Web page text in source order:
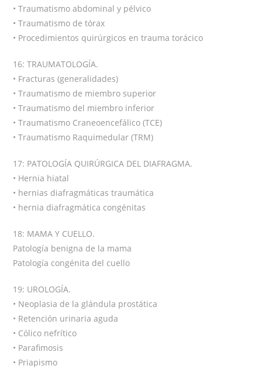
• Traumatismo abdominal y pélvico
• Traumatismo de tórax
• Procedimientos quirúrgicos en trauma torácico
16: TRAUMATOLOGÍA.
• Fracturas (generalidades)
• Traumatismo de miembro superior
• Traumatismo del miembro inferior
• Traumatismo Craneoencefálico (TCE)
• Traumatismo Raquimedular (TRM)
17: PATOLOGÍA QUIRÚRGICA DEL DIAFRAGMA.
• Hernia hiatal
• hernias diafragmáticas traumática
• hernia diafragmática congénitas
18: MAMA Y CUELLO.
Patología benigna de la mama
Patología congénita del cuello
19: UROLOGÍA.
• Neoplasia de la glándula prostática
• Retención urinaria aguda
• Cólico nefrítico
• Parafimosis
• Priapismo